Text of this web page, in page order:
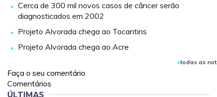
Cerca de 300 mil novos casos de câncer serão
diagnosticados em 2002
Projeto Alvorada chega ao Tocantins
Projeto Alvorada chega ao Acre
todas as
Faça o seu comentário
Comentários
ÚLTIMAS